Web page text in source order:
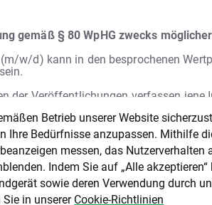
gemäß § 80 WpHG zwecks
w/d) kann in den besprochenen
der Veröffentlichungen verfassen
und Bedürfnisse bestimmter Personen
von XTB, die bestimmte
kommentieren sowie allgemeine
der Finanzmärkte, stellen
dar und können auch nicht als solche
stellt weder ein Angebot noch eine
zum Kauf, Verkauf oder Halten
Betrieb unserer Website
Bedürfnisse anzupassen. Mithilfe
messen, das Nutzerverhalten
Indem Sie auf „Alle
sowie deren Verwendung durch
in unsererCookie-Richtlinien